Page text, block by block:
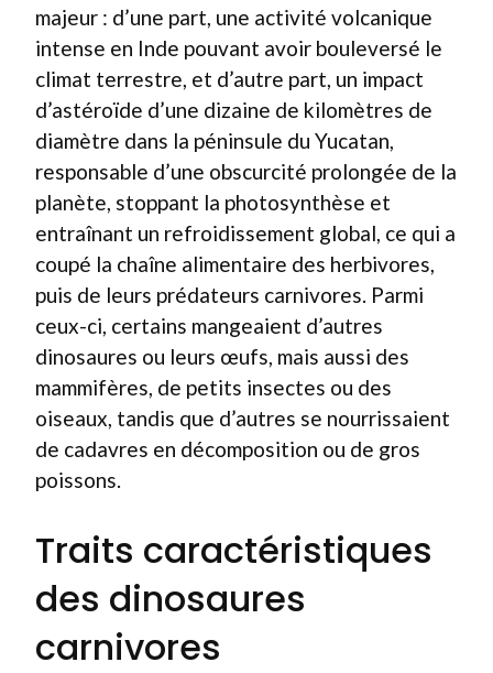
majeur : d’une part, une activité volcanique
intense en Inde pouvant avoir bouleversé le
climat terrestre, et d’autre part, un impact
d’astéroïde d’une dizaine de kilomètres de
diamètre dans la péninsule du Yucatan,
responsable d’une obscurcité prolongée de la
planète, stoppant la photosynthèse et
entraînant un refroidissement global, ce qui a
coupé la chaîne alimentaire des herbivores,
puis de leurs prédateurs carnivores. Parmi
ceux-ci, certains mangeaient d’autres
dinosaures ou leurs œufs, mais aussi des
mammifères, de petits insectes ou des
oiseaux, tandis que d’autres se nourrissaient
de cadavres en décomposition ou de gros
poissons.
Traits caractéristiques
des dinosaures
carnivores